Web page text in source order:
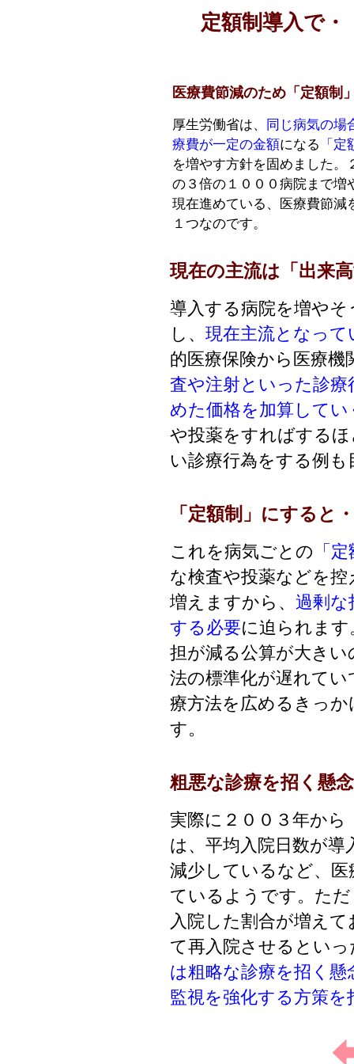
定額制導入で
医療費節減のため「定額制
厚生労働省は、
同じ病気の場
療費が一定の金額になる
「
を増やす方針を固めました。
の３倍の１０００病院まで増
現在進めている、医療費節減
１つなのです。
現在の主流は「出来
導入する病院を増や
し、 現在主流となっ
的医療保険から医療
査や注射といった診
めた価格を加算してい
や投薬をすればする
い診療行為をする例も
「定額制」にすると
これを病気ごとの 「
な検査や投薬などを
増えますから、 過剰な
する必要に迫られま
担が減る公算が大き
法の標準化が遅れて
療方法を広めるきっ
す。
粗悪な診療を招く懸
実際に２００３年から
は、平均入院日数が導
減少しているなど、
ているようです。た
入院した割合が増え
て再入院させるとい
は粗略な診療を招く懸
監視を強化する方策を